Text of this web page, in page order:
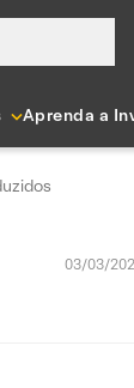
Aprenda a
03/03/